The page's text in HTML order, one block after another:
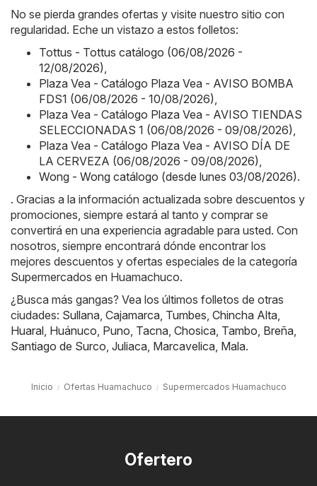
No se pierda grandes ofertas y visite nuestro sitio con
regularidad. Eche un vistazo a estos folletos:
Tottus - Tottus catálogo (06/08/2026 -
12/08/2026),
Plaza Vea - Catálogo Plaza Vea - AVISO BOMBA
FDS1 (06/08/2026 - 10/08/2026),
Plaza Vea - Catálogo Plaza Vea - AVISO TIENDAS
SELECCIONADAS 1 (06/08/2026 - 09/08/2026),
Plaza Vea - Catálogo Plaza Vea - AVISO DÍA DE
LA CERVEZA (06/08/2026 - 09/08/2026),
Wong - Wong catálogo (desde lunes 03/08/2026).
. Gracias a la información actualizada sobre descuentos y
promociones, siempre estará al tanto y comprar se
convertirá en una experiencia agradable para usted. Con
nosotros, siempre encontrará dónde encontrar los
mejores descuentos y ofertas especiales de la categoría
Supermercados en Huamachuco.
¿Busca más gangas? Vea los últimos folletos de otras
ciudades: Sullana, Cajamarca, Tumbes, Chincha Alta,
Huaral, Huánuco, Puno, Tacna, Chosica, Tambo, Breña,
Santiago de Surco, Juliaca, Marcavelica, Mala.
Inicio Ofertas Huamachuco Supermercados Huamachuco
Ofertero